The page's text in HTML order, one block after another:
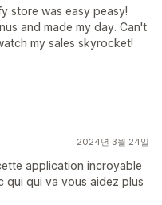
store was easy peasy!
and made my day. Can't
my sales skyrocket!
2024년 3월 24일
application incroyable
qui qui va vous aidez plus